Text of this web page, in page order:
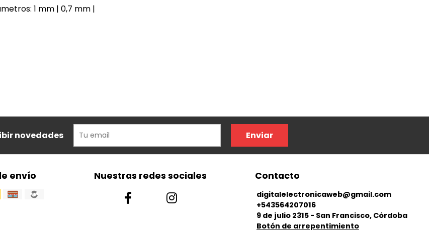
1 mm | 0,7 mm |
novedades Enviar
envío Nuestras redes sociales Contacto
digitalelectronicaweb@gmail.com
+543564207016
9 de julio 2315 - San Francisco, Córdoba
Botón de arrepentimiento